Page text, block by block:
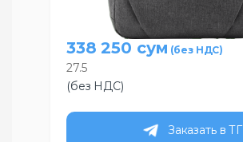
338 250 сум
27.5
(без НДС)
Заказать в ТГ